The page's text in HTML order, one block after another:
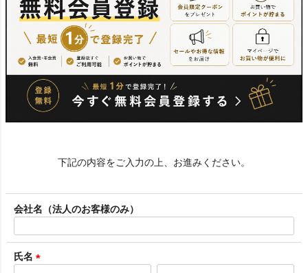
下記の内容をご入力の上、お進みください。
会社名（法人のお客様のみ）
氏名